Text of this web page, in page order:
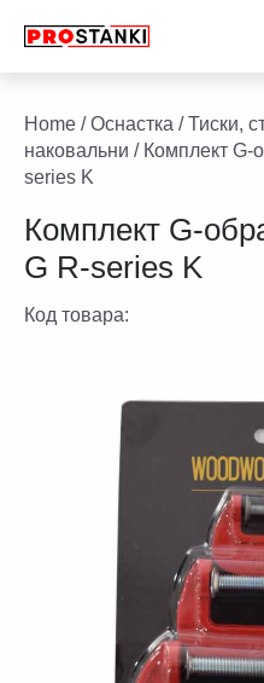
Home /Оснастка /Тиски,
наковальни / Комплект G-
series K
Комплект G-
G R-series K
Код товара: